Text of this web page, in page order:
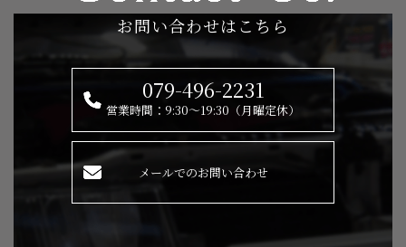
お問い合わせはこちら
079-496-2231
営業時間：9:30～19:30（月曜定休）
メールでのお問い合わせ